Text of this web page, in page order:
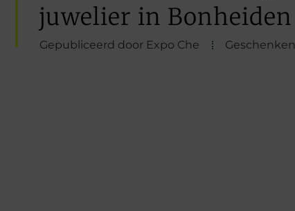
juwelier in Bonheiden
Gepubliceerd door Expo Che Geschenken